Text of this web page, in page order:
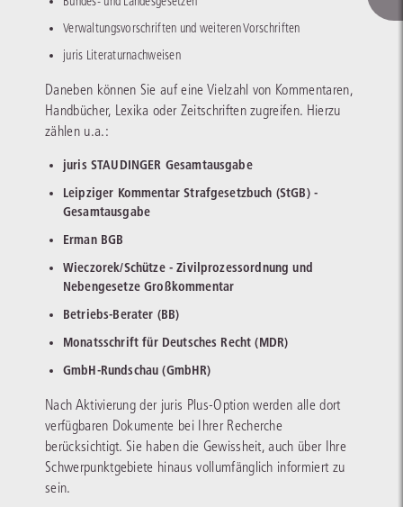
Angaben zum Bonitätsindex gemäß der Bewertungsklassen der
Hintergrundinformationen und grafische Darstellungen zur
Bonitätsentwicklung, zur Bilanz selbst, zum Zahlungs- und
Anfrageverhalten sowie zur Ausfallwahrscheinlichkeit:
Bonitätsentwicklung
Grafische Darstellung der Bonitätshistorie (bis zu zwei Jahre) mit
Höchst- und Tiefstwerten sowie dem Durchschnittswert,
Branche
Bilanzbonität der Creditreform Rating AG
Angabe inkl. Ausfallwahrscheinlichkeit, Einordnung in sechsstufige
Ratingskala und Übersetzung in bankenübliche Ratingsysteme
Darstellung sechs bilanzieller Kennzahlen im
Bilanzkennzahlen zur Finanz-, Vermögens- und Ertragslage, drei
und GuV (wenn vorhanden) im Dreijahres- und Branchenvergleich
Anfragezähler
Indikator für die Kreditnachfrageaktivität und zur Betrugsprävention
Zahlungserfahrungen aus dem Debitorenregister
Verwaltungsvorschriften und weiteren Vorschriften
juris Literaturnachweisen
Daneben können Sie auf eine Vielzahl von Kommentaren,
Handbücher, Lexika oder Zeitschriften zugreifen. Hierzu
zählen u.a.:
juris STAUDINGER Gesamtausgabe
Leipziger Kommentar Strafgesetzbuch (StGB) -
Gesamtausgabe
Erman BGB
Wieczorek/Schütze - Zivilprozessordnung und
Nebengesetze Großkommentar
Betriebs-Berater (BB)
Monatsschrift für Deutsches Recht (MDR)
GmbH-Rundschau (GmbHR)
Nach Aktivierung der juris Plus-Option werden alle dort
verfügbaren Dokumente bei Ihrer Recherche
berücksichtigt. Sie haben die Gewissheit, auch über Ihre
Schwerpunktgebiete hinaus vollumfänglich informiert zu
sein.